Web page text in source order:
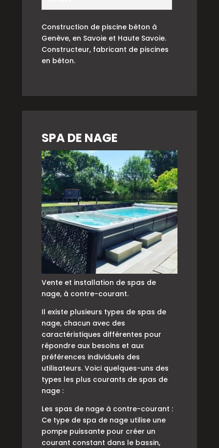
Construction de piscine béton à
Genève, en Savoie et Haute Savoie.
Constructeur, fabricant de piscines
en béton.
SPA DE NAGE
Vente et installation de spas de
nage, à contre-courant.
Il existe plusieurs types de spas de
nage, chacun avec des
caractéristiques différentes pour
répondre aux besoins et aux
préférences individuels des
utilisateurs. Voici quelques-uns des
types les plus courants de spas de
nage :
Les spas de nage à contre-courant :
Ce type de spa de nage utilise une
pompe puissante pour créer un
courant constant dans le bassin,